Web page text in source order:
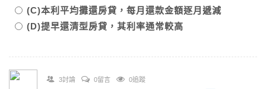
(C)本利平均攤還房貸，每月還款金額逐月遞減
(D)提早還清型房貸，其利率通常較高
3討論 0留言 0追蹤